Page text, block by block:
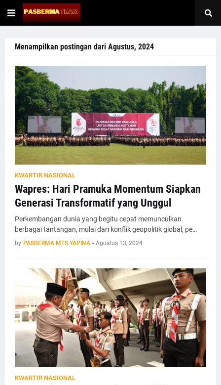
Menampilkan postingan dari Agustus, 2024
KWARTIR NASIONAL
Wapres: Hari Pramuka Momentum Siapkan
Generasi Transformatif yang Unggul
Perkembangan dunia yang begitu cepat memunculkan
berbagai tantangan, mulai dari konflik geopolitik global, pe…
by PASBERMA MTS YAPINA - Agustus 13, 2024
KWARTIR NASIONAL